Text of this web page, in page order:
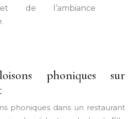
de l’ambiance
phoniques sur
phoniques dans un restaurant